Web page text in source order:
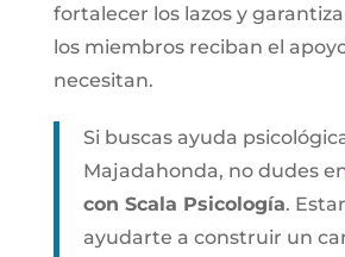
fortalecer los lazos y
los miembros reciban el
necesitan.
Si buscas ayuda
Majadahonda, no dudes
con Scala Psicología.
ayudarte a construir un